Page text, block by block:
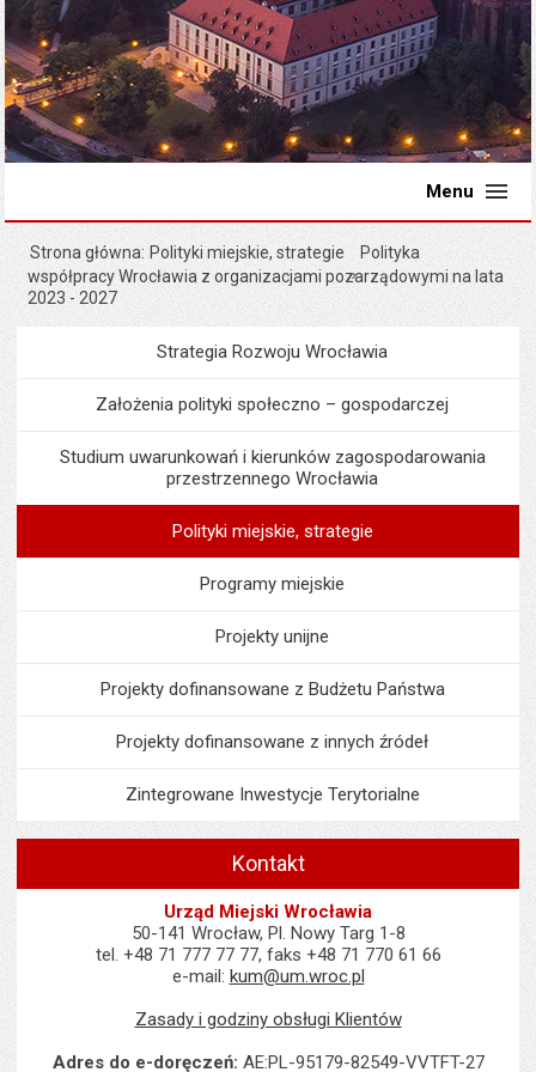
Menu
Strona główna Polityki miejskie, strategie
Polityka
współpracy Wrocławia z organizacjami pozarządowymi na lata
2023 - 2027
MenuProgramy i projekty
Strategia Rozwoju Wrocławia
Założenia polityki społeczno – gospodarczej
Studium uwarunkowań i kierunków zagospodarowania
przestrzennego Wrocławia
Polityki miejskie, strategie
Programy miejskie
Projekty unijne
Projekty dofinansowane z Budżetu Państwa
Projekty dofinansowane z innych źródeł
Zintegrowane Inwestycje Terytorialne
Kontakt
Urząd Miejski Wrocławia
50-141 Wrocław, Pl. Nowy Targ 1-8
tel. +48 71 777 77 77, faks +48 71 770 61 66
e-mail: kum@um.wroc.pl
Zasady i godziny obsługi Klientów
Adres do e-doręczeń: AE:PL-95179-82549-VVTFT-27